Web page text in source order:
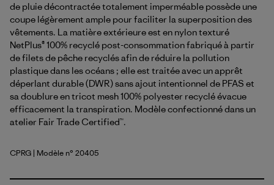
de pluie décontractée totalement imperméable possède une
coupe légèrement ample pour faciliter la superposition des
vêtements. La matière extérieure est en nylon texturé
NetPlus® 100% recyclé post-consommation fabriqué à partir
de filets de pêche recyclés afin de réduire la pollution
plastique dans les océans ; elle est traitée avec un apprêt
déperlant durable (DWR) sans ajout intentionnel de PFAS et
sa doublure en tricot mesh 100% polyester recyclé évacue
efficacement la transpiration. Modèle confectionné dans un
atelier Fair Trade Certified™.
Caper Green
CPRG | Modèle n° 20405